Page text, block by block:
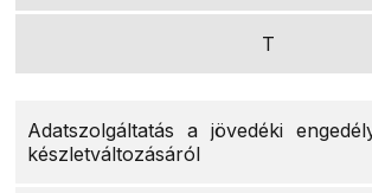
T
Adatszolgáltatás a jövedéki
készletváltozásáról